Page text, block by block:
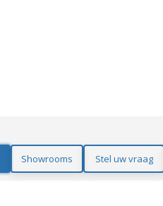
Showrooms Stel uw vraag